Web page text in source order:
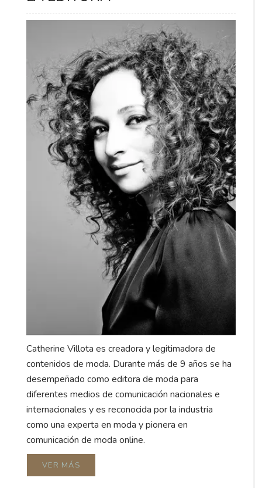
Catherine Villota es creadora y legitimadora de
contenidos de moda. Durante más de 9 años se ha
desempeñado como editora de moda para
diferentes medios de comunicación nacionales e
internacionales y es reconocida por la industria
como una experta en moda y pionera en
comunicación de moda online.
VER MÁS